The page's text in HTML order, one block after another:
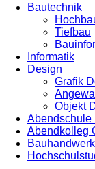
Bautechnik
Tiefbau
Informatik
Design
Grafik
Objekt
Abendschule
Abendkolleg